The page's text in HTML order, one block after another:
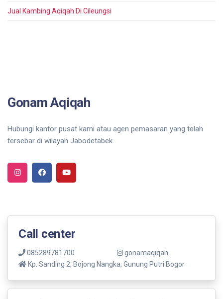
Jual Kambing Aqiqah Di Cileungsi
Gonam Aqiqah
Hubungi kantor pusat kami atau agen pemasaran yang telah
tersebar di wilayah Jabodetabek
Call center
085289781700
gonamaqiqah
Kp. Sanding 2, Bojong Nangka, Gunung Putri Bogor